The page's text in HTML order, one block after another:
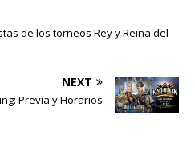
de los torneos Rey y Reina del
NEXT
Previa y Horarios